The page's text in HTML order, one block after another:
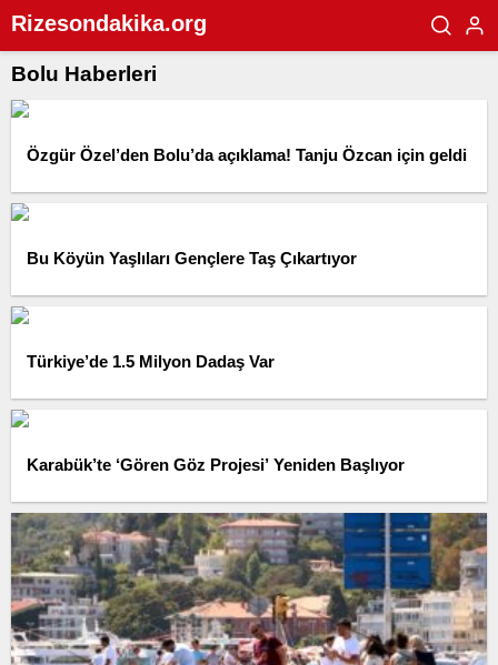
Rizesondakika.org
Bolu Haberleri
Özgür Özel’den Bolu’da açıklama! Tanju Özcan için geldi
Bu Köyün Yaşlıları Gençlere Taş Çıkartıyor
Türkiye’de 1.5 Milyon Dadaş Var
Karabük’te ‘Gören Göz Projesi’ Yeniden Başlıyor